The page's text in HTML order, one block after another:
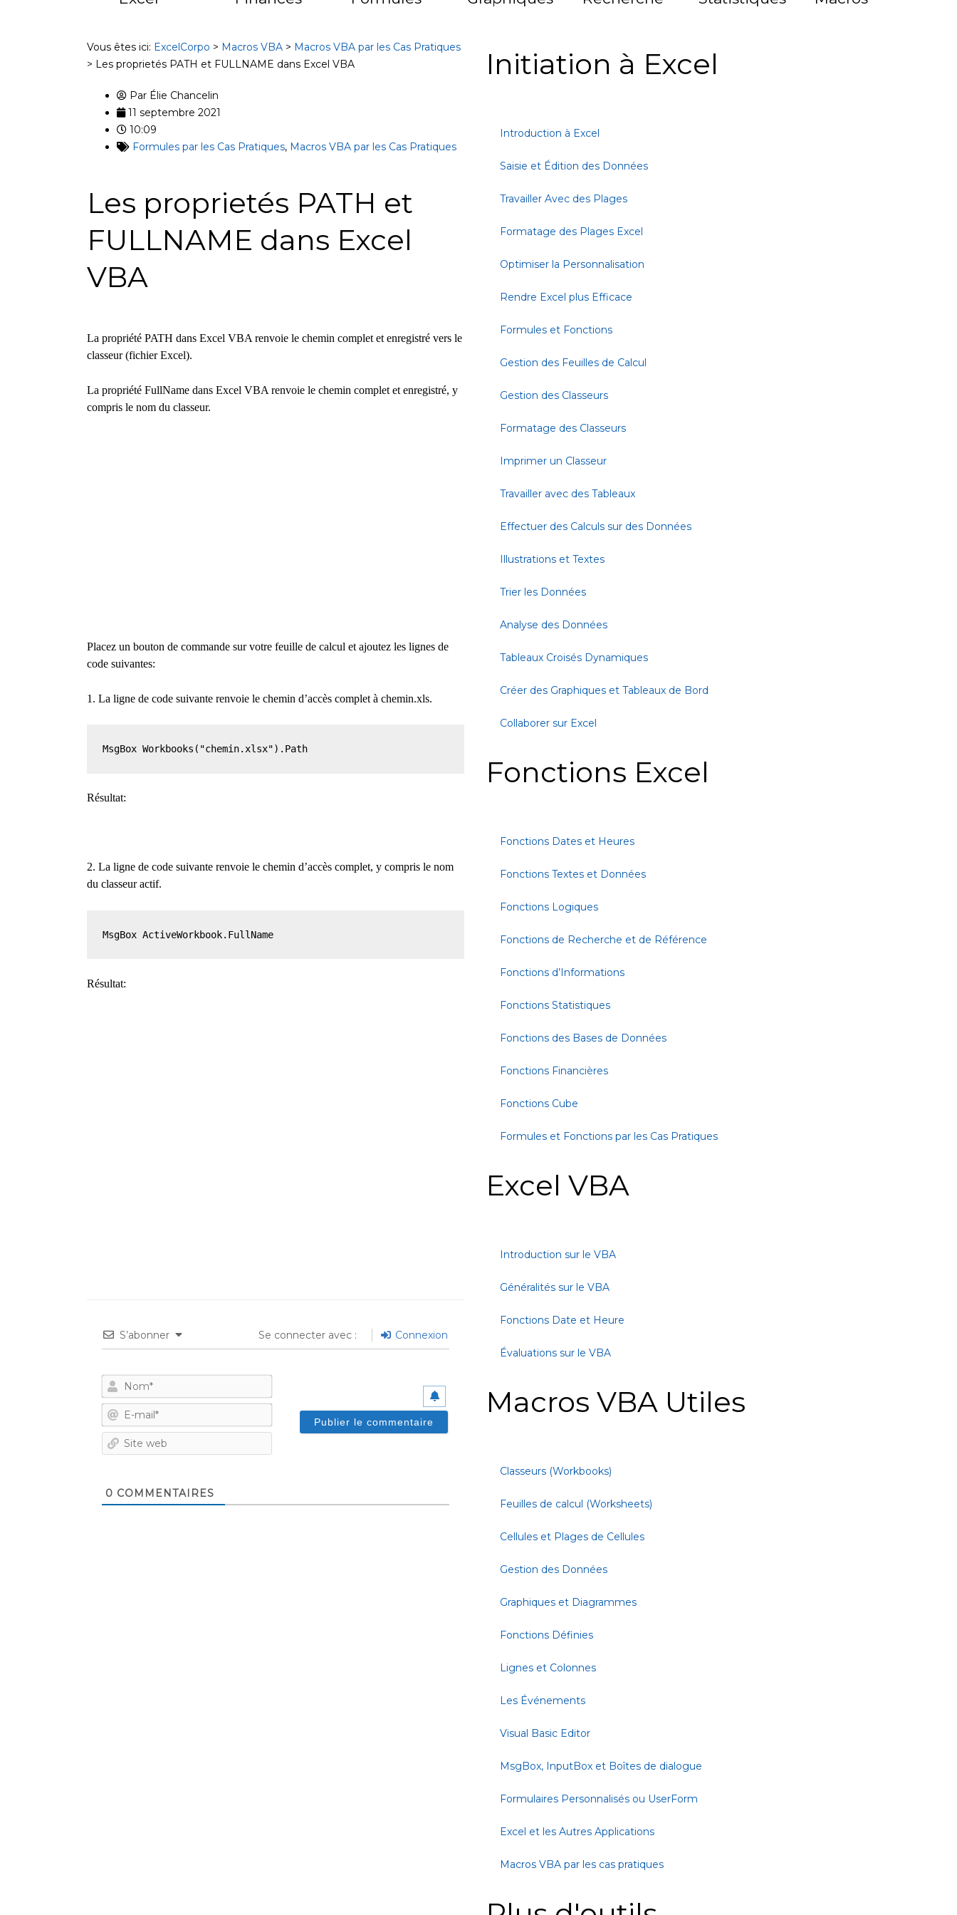
Vous êtes ici: ExcelCorpo > Macros VBA > Macros VBA par les Cas Pratiques
> Les proprietés PATH et FULLNAME dans Excel VBA
Par Élie Chancelin
11 septembre 2021
10:09
Formules par les Cas Pratiques, Macros VBA par les Cas Pratiques
Les proprietés PATH et
FULLNAME dans Excel
VBA
La propriété PATH dans Excel VBA renvoie le chemin complet et enregistré vers le
classeur (fichier Excel).
La propriété FullName dans Excel VBA renvoie le chemin complet et enregistré, y
compris le nom du classeur.
Placez un bouton de commande sur votre feuille de calcul et ajoutez les lignes de
code suivantes:
1. La ligne de code suivante renvoie le chemin d’accès complet à chemin.xls.
MsgBox Workbooks("chemin.xlsx").Path
Résultat:
2. La ligne de code suivante renvoie le chemin d’accès complet, y compris le nom
du classeur actif.
MsgBox ActiveWorkbook.FullName
Résultat:
S’abonner Se connecter avec : Connexion
Nom*
E-
mail*
0 COMMENTAIRES
Initiation à Excel
Introduction à Excel
Saisie et Édition des Données
Travailler Avec des Plages
Formatage des Plages Excel
Optimiser la Personnalisation
Rendre Excel plus Efficace
Formules et Fonctions
Gestion des Feuilles de Calcul
Gestion des Classeurs
Formatage des Classeurs
Imprimer un Classeur
Travailler avec des Tableaux
Effectuer des Calculs sur des Données
Illustrations et Textes
Trier les Données
Analyse des Données
Tableaux Croisés Dynamiques
Créer des Graphiques et Tableaux de Bord
Collaborer sur Excel
Fonctions Excel
Fonctions Dates et Heures
Fonctions Textes et Données
Fonctions Logiques
Fonctions de Recherche et de Référence
Fonctions d’Informations
Fonctions Statistiques
Fonctions des Bases de Données
Fonctions Financières
Fonctions Cube
Formules et Fonctions par les Cas Pratiques
Excel VBA
Introduction sur le VBA
Généralités sur le VBA
Fonctions Date et Heure
Évaluations sur le VBA
Macros VBA Utiles
Classeurs (Workbooks)
Feuilles de calcul (Worksheets)
Cellules et Plages de Cellules
Gestion des Données
Graphiques et Diagrammes
Fonctions Définies
Lignes et Colonnes
Les Événements
Visual Basic Editor
MsgBox, InputBox et Boîtes de dialogue
Formulaires Personnalisés ou UserForm
Excel et les Autres Applications
Macros VBA par les cas pratiques